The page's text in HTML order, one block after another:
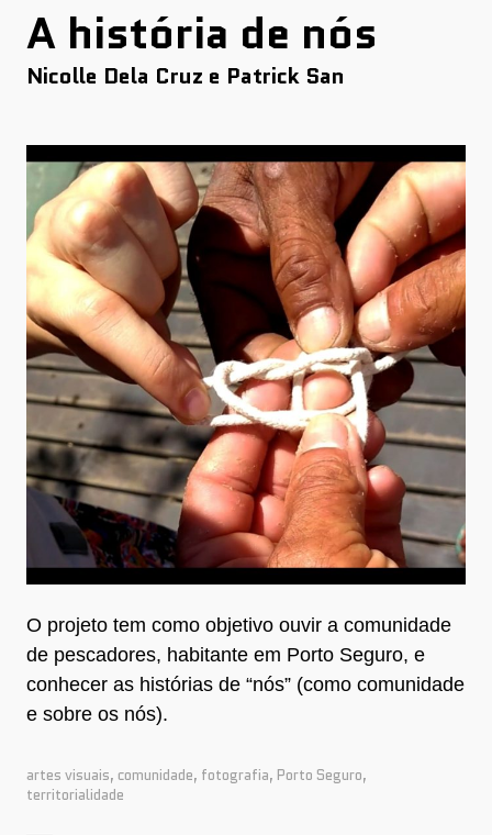
A história de nós
Nicolle Dela Cruz e Patrick San
O projeto tem como objetivo ouvir a comunidade
de pescadores, habitante em Porto Seguro, e
conhecer as histórias de “nós” (como comunidade
e sobre os nós).
artes visuais, comunidade, fotografia, Porto Seguro,
territorialidade